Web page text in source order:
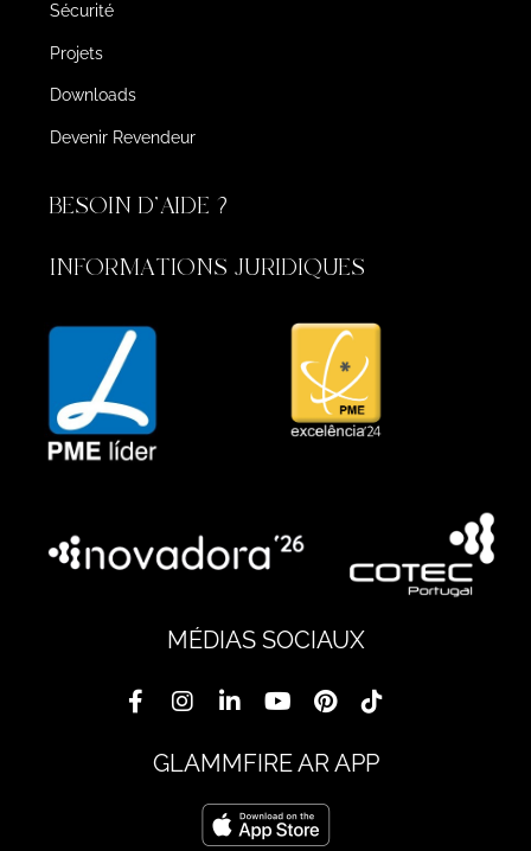
Sécurité
Projets
Downloads
Devenir Revendeur
BESOIN D'AIDE ?
INFORMATIONS JURIDIQUES
MÉDIAS SOCIAUX
GLAMMFIRE AR APP